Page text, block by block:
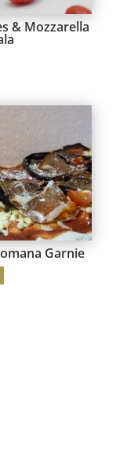
& Mozzarella
Garnie